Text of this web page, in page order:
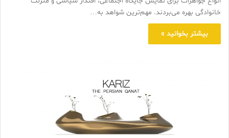
خانوادگی بهره می‌بردند. مهم‌ترین شواهد به…
بیشتر بخوانید »